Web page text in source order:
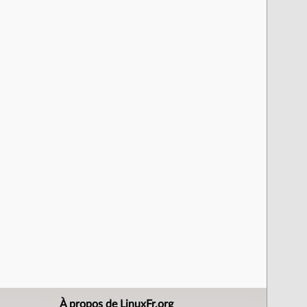
À propos de LinuxFr.org